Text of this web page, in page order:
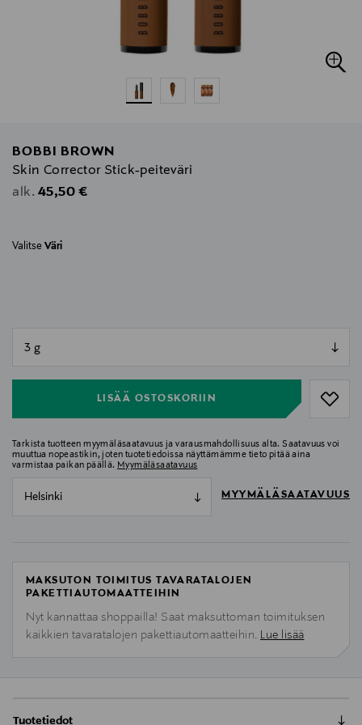
BOBBI BROWN
Skin Corrector Stick-peiteväri
alk. Original Price
45,50 €
Valitse Väri
LISÄÄ OSTOSKORIIN
Tarkista tuotteen myymäläsaatavuus ja varausmahdollisuus alta. Saatavuus voi
muuttua nopeastikin, joten tuotetiedoissa näyttämämme tieto pitää aina
varmistaa paikan päällä. Myymäläsaatavuus
Helsinki MYYMÄLÄSAATAVUUS
MAKSUTON TOIMITUS TAVARATALOJEN
PAKETTIAUTOMAATTEIHIN
Nyt kannattaa shoppailla! Saat maksuttoman toimituksen
kaikkien tavaratalojen pakettiautomaatteihin. Lue lisää
Tuotetiedot